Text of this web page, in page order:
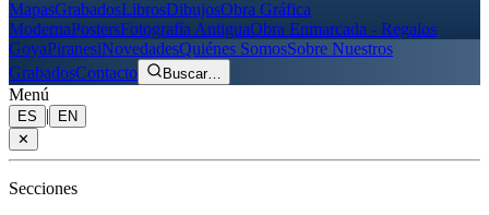
MapasGrabadosLibrosDibujosObra Gráfica
ModernaPostersFotografía AntiguaObra Enmarcada - Regalos
GoyaPiranesiNovedadesQuiénes SomosSobre Nuestros
GrabadosContacto Buscar…
Menú
ES |
EN
✕
Secciones